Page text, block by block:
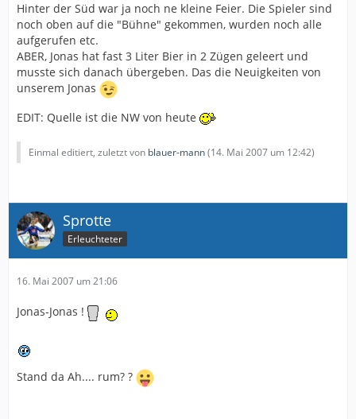
Hinter der Süd war ja noch ne kleine Feier. Die Spieler sind
noch oben auf die "Bühne" gekommen, wurden noch alle
aufgerufen etc.
ABER, Jonas hat fast 3 Liter Bier in 2 Zügen geleert und
musste sich danach übergeben. Das die Neuigkeiten von
unserem Jonas
EDIT: Quelle ist die NW von heute
Einmal editiert, zuletzt von blauer-mann(14. Mai 2007 um 12:42)
Sprotte
Erleuchteter
16. Mai 2007 um 21:06
Jonas-Jonas !
Stand da Ah.... rum? ?